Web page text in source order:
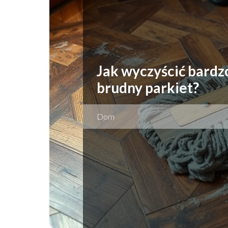
Jak wyczyścić
brudny parkiet?
Dom